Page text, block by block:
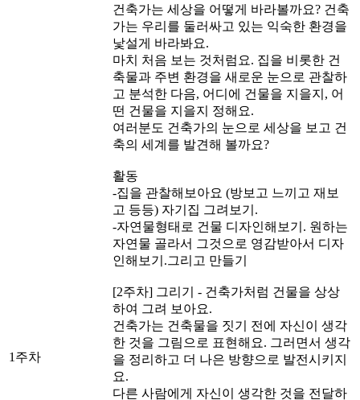
1주차
건축가는 세상을 어떻게 바라볼까요? 건축
가는 우리를 둘러싸고 있는 익숙한 환경을
낯설게 바라봐요.
마치 처음 보는 것처럼요. 집을 비롯한 건
축물과 주변 환경을 새로운 눈으로 관찰하
고 분석한 다음, 어디에 건물을 지을지, 어
떤 건물을 지을지 정해요.
여러분도 건축가의 눈으로 세상을 보고 건
축의 세계를 발견해 볼까요?
활동
-집을 관찰해보아요 (방보고 느끼고 재보
고 등등) 자기집 그려보기.
-자연물형태로 건물 디자인해보기. 원하는
자연물 골라서 그것으로 영감받아서 디자
인해보기.그리고 만들기
[2주차] 그리기 - 건축가처럼 건물을 상상
하여 그려 보아요.
건축가는 건축물을 짓기 전에 자신이 생각
한 것을 그림으로 표현해요. 그러면서 생각
을 정리하고 더 나은 방향으로 발전시키지
요.
다른 사람에게 자신이 생각한 것을 전달하